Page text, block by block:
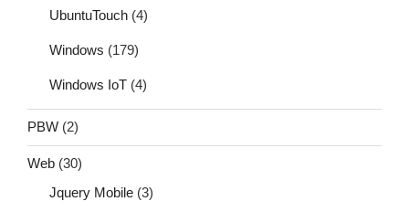
UbuntuTouch (4)
Windows (179)
Windows IoT (4)
PBW (2)
Web (30)
Jquery Mobile (3)